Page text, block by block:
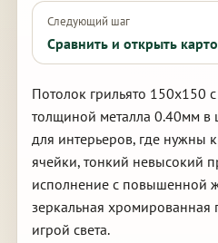
Следующий шаг
Сравнить и открыть
Потолок грильято 150х150
толщиной металла 0.40мм в
для интерьеров, где нужны
ячейки, тонкий невысокий
исполнение с повышенной
зеркальная хромированная
игрой света.